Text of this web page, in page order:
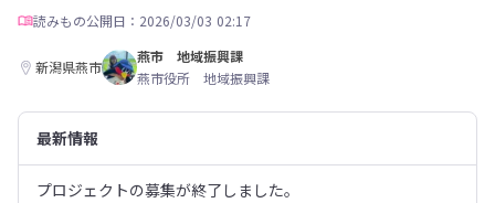
読みもの公開日：2026/03/03 02:17
新潟県燕市
燕市 地域振興課
燕市役所 地域振興課
最新情報
プロジェクトの募集が終了しました。